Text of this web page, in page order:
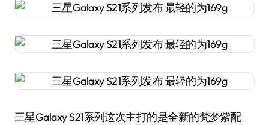
三星Galaxy S21系列这次主打的是全新的梵梦紫配